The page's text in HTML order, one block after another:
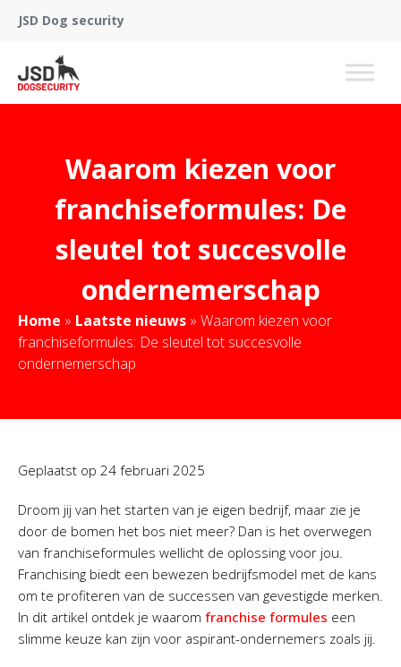
JSD Dog security
Waarom kiezen voor
franchiseformules: De
sleutel tot succesvolle
ondernemerschap
Home » Laatste nieuws » Waarom kiezen voor
franchiseformules: De sleutel tot succesvolle
ondernemerschap
Geplaatst op 24 februari 2025
Droom jij van het starten van je eigen bedrijf, maar zie je
door de bomen het bos niet meer? Dan is het overwegen
van franchiseformules wellicht de oplossing voor jou.
Franchising biedt een bewezen bedrijfsmodel met de kans
om te profiteren van de successen van gevestigde merken.
In dit artikel ontdek je waarom franchise formules een
slimme keuze kan zijn voor aspirant-ondernemers zoals jij.